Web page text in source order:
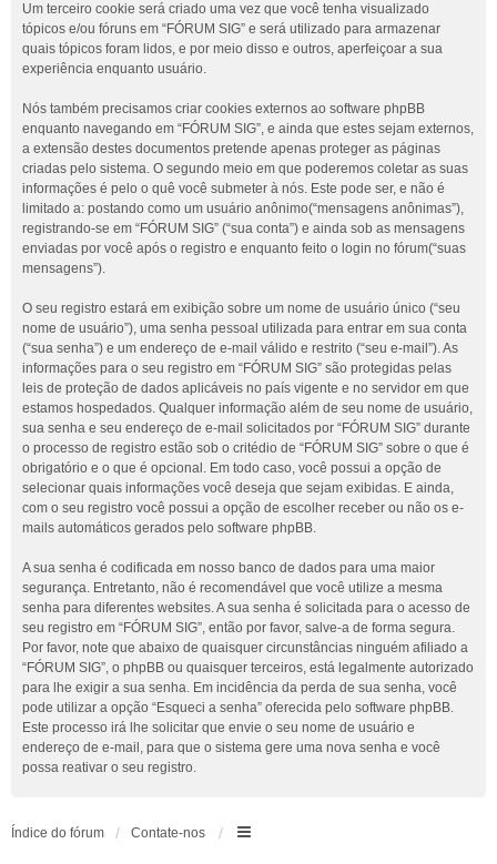
Um terceiro cookie será criado uma vez que você tenha visualizado
tópicos e/ou fóruns em “FÓRUM SIG” e será utilizado para armazenar
quais tópicos foram lidos, e por meio disso e outros, aperfeiçoar a sua
experiência enquanto usuário.
Nós também precisamos criar cookies externos ao software phpBB
enquanto navegando em “FÓRUM SIG”, e ainda que estes sejam externos,
a extensão destes documentos pretende apenas proteger as páginas
criadas pelo sistema. O segundo meio em que poderemos coletar as suas
informações é pelo o quê você submeter à nós. Este pode ser, e não é
limitado a: postando como um usuário anônimo(“mensagens anônimas”),
registrando-se em “FÓRUM SIG” (“sua conta”) e ainda sob as mensagens
enviadas por você após o registro e enquanto feito o login no fórum(“suas
mensagens”).
O seu registro estará em exibição sobre um nome de usuário único (“seu
nome de usuário”), uma senha pessoal utilizada para entrar em sua conta
(“sua senha”) e um endereço de e-mail válido e restrito (“seu e-mail”). As
informações para o seu registro em “FÓRUM SIG” são protegidas pelas
leis de proteção de dados aplicáveis no país vigente e no servidor em que
estamos hospedados. Qualquer informação além de seu nome de usuário,
sua senha e seu endereço de e-mail solicitados por “FÓRUM SIG” durante
o processo de registro estão sob o critédio de “FÓRUM SIG” sobre o que é
obrigatório e o que é opcional. Em todo caso, você possui a opção de
selecionar quais informações você deseja que sejam exibidas. E ainda,
com o seu registro você possui a opção de escolher receber ou não os e-
mails automáticos gerados pelo software phpBB.
A sua senha é codificada em nosso banco de dados para uma maior
segurança. Entretanto, não é recomendável que você utilize a mesma
senha para diferentes websites. A sua senha é solicitada para o acesso de
seu registro em “FÓRUM SIG”, então por favor, salve-a de forma segura.
Por favor, note que abaixo de quaisquer circunstâncias ninguém afiliado a
“FÓRUM SIG”, o phpBB ou quaisquer terceiros, está legalmente autorizado
para lhe exigir a sua senha. Em incidência da perda de sua senha, você
pode utilizar a opção “Esqueci a senha” oferecida pelo software phpBB.
Este processo irá lhe solicitar que envie o seu nome de usuário e
endereço de e-mail, para que o sistema gere uma nova senha e você
possa reativar o seu registro.
Índice do fórum Contate-nos